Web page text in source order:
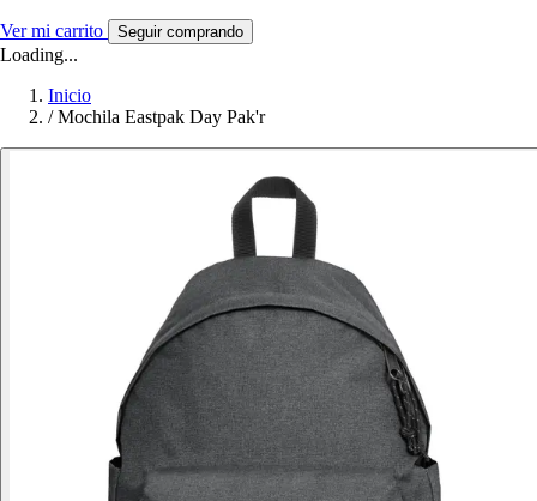
Ver mi carrito Seguir comprando
Loading...
Inicio
/ Mochila Eastpak Day Pak'r